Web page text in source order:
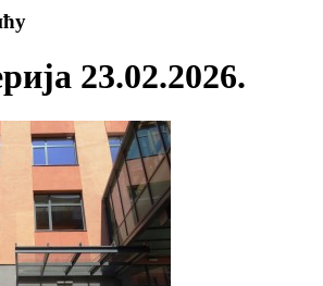
23.02.2026.